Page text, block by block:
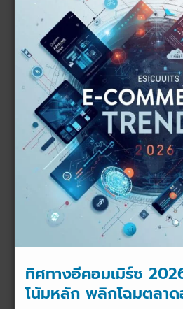
ทิศทางอีคอมเมิร์ซ
โน้มหลัก พลิกโฉมตลาด